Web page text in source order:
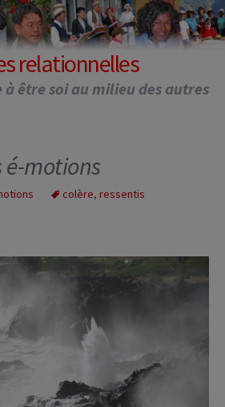
relationnelles
à être soi au milieu des autres
é-motions
colère, ressentis